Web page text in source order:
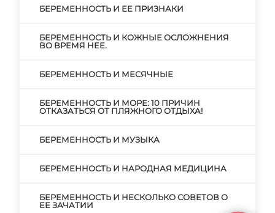
БЕРЕМЕННОСТЬ И ЕЕ ПРИЗНАКИ
БЕРЕМЕННОСТЬ И КОЖНЫЕ ОСЛОЖНЕНИЯ
ВО ВРЕМЯ НЕЕ.
БЕРЕМЕННОСТЬ И МЕСЯЧНЫЕ
БЕРЕМЕННОСТЬ И МОРЕ: 10 ПРИЧИН
ОТКАЗАТЬСЯ ОТ ПЛЯЖНОГО ОТДЫХА!
БЕРЕМЕННОСТЬ И МУЗЫКА
БЕРЕМЕННОСТЬ И НАРОДНАЯ МЕДИЦИНА
БЕРЕМЕННОСТЬ И НЕСКОЛЬКО СОВЕТОВ О
ЕЕ ЗАЧАТИИ